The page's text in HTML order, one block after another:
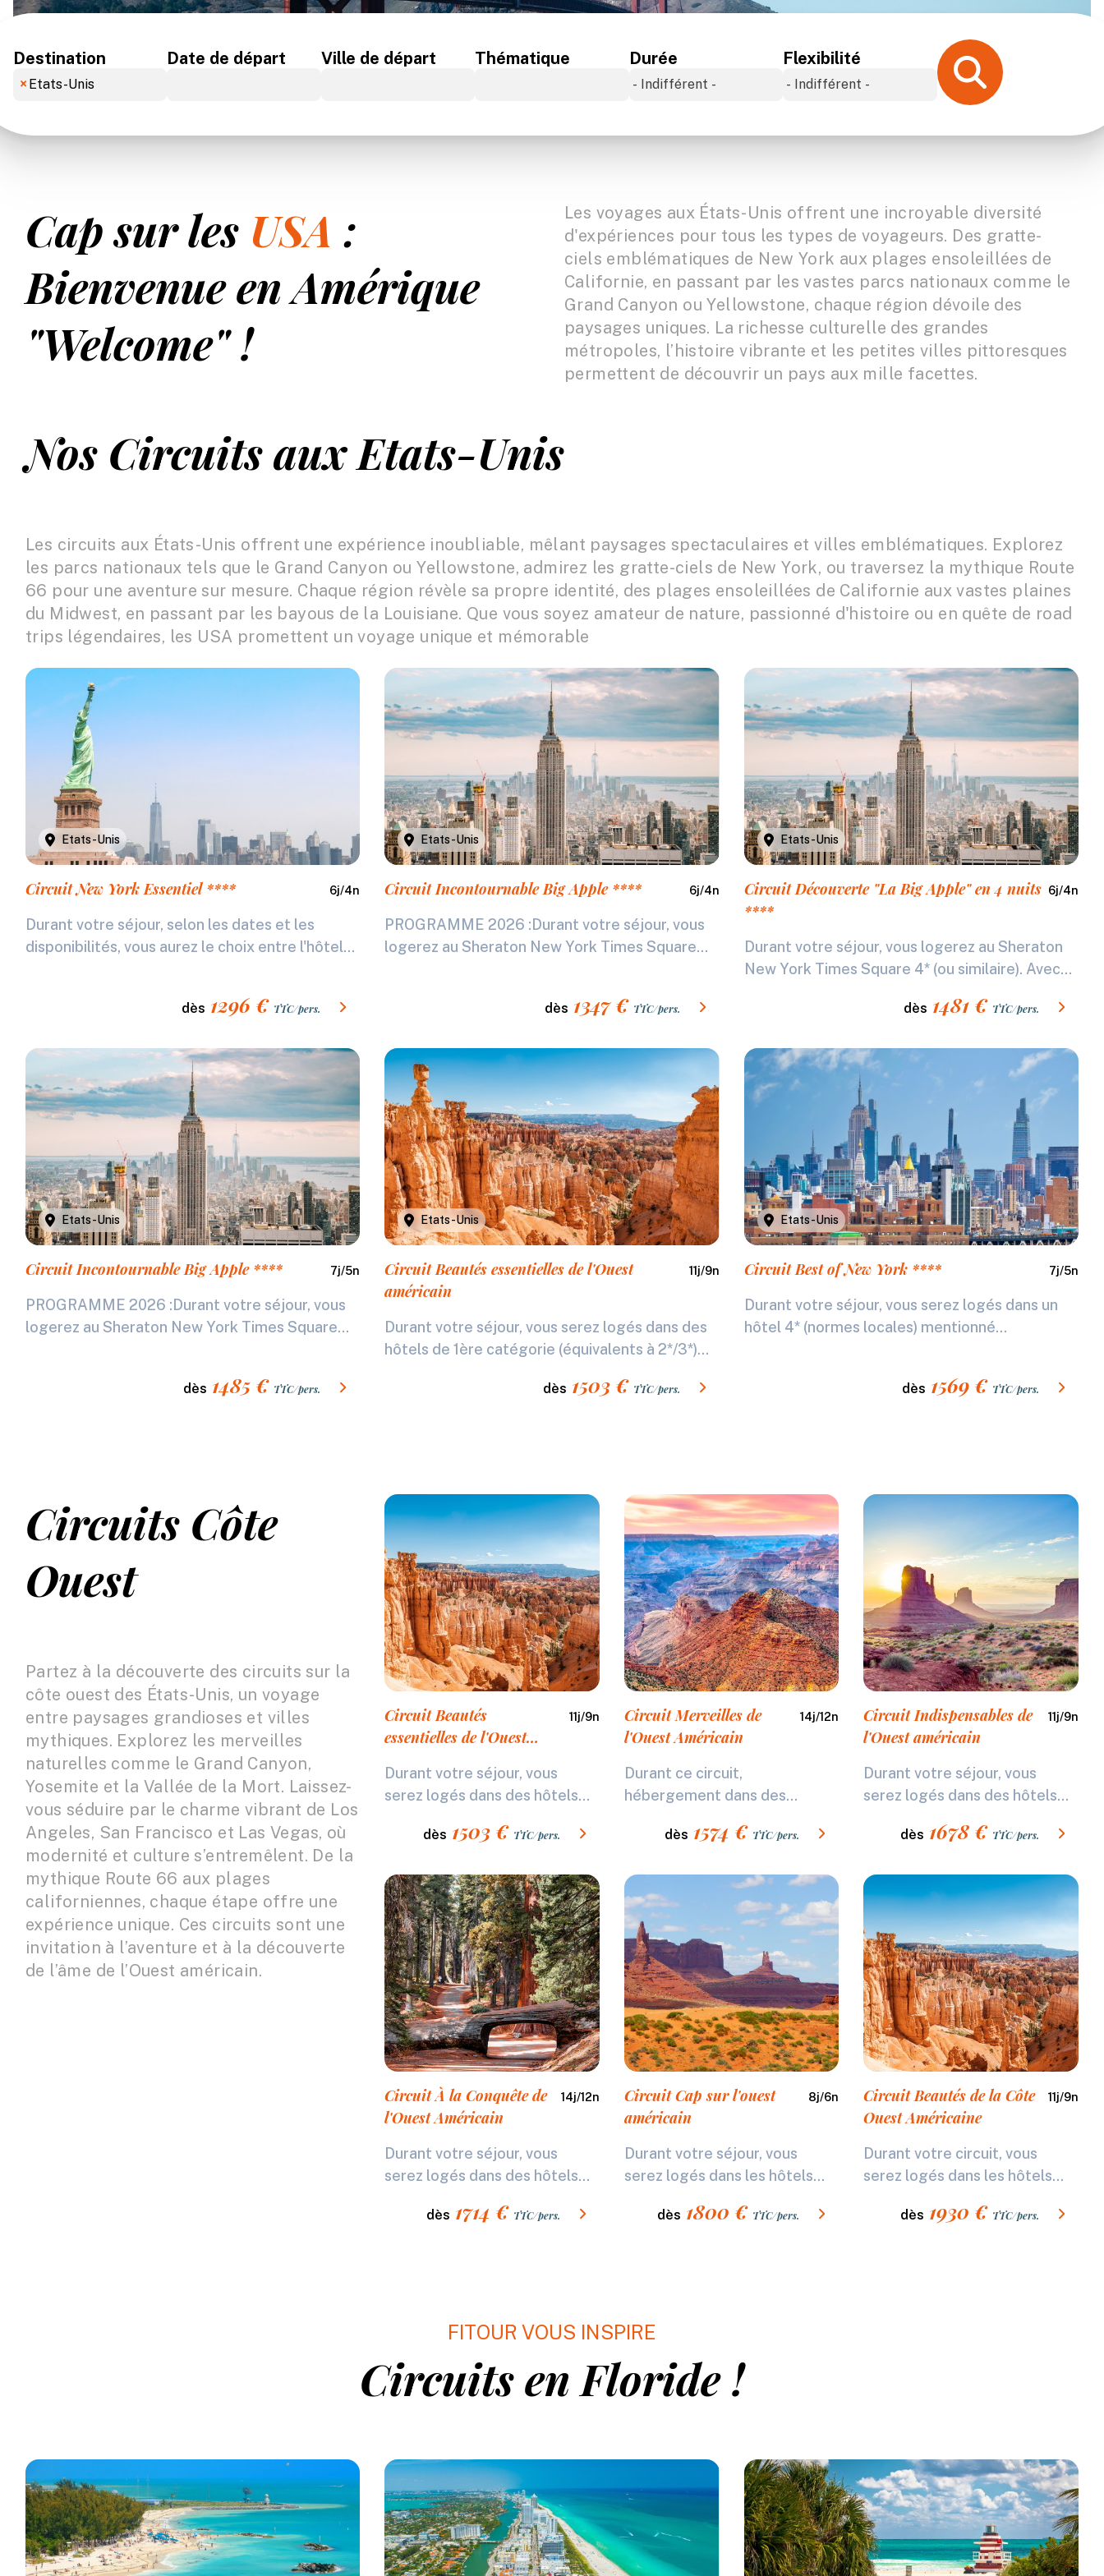
Destination
× Etats-Unis
Date de départ Ville de départ Thématique Durée Flexibilité
Cap sur les USA :
Bienvenue en Amérique
"Welcome"!
Les voyages aux États-Unis offrent une incroyable diversité
d'expériences pour tous les types de voyageurs. Des gratte-
ciels emblématiques de New York aux plages ensoleillées de
Californie, en passant par les vastes parcs nationaux comme le
Grand Canyon ou Yellowstone, chaque région dévoile des
paysages uniques. La richesse culturelle des grandes
métropoles, l’histoire vibrante et les petites villes pittoresques
permettent de découvrir un pays aux mille facettes.
Nos Circuits aux Etats-Unis
Les circuits aux États-Unis offrent une expérience inoubliable, mêlant paysages spectaculaires et villes emblématiques. Explorez
les parcs nationaux tels que le Grand Canyon ou Yellowstone, admirez les gratte-ciels de New York, ou traversez la mythique Route
66 pour une aventure sur mesure. Chaque région révèle sa propre identité, des plages ensoleillées de Californie aux vastes plaines
du Midwest, en passant par les bayous de la Louisiane. Que vous soyez amateur de nature, passionné d'histoire ou en quête de road
trips légendaires, les USA promettent un voyage unique et mémorable
Etats-Unis
Circuit New York Essentiel **** 6j/4n
Durant votre séjour, selon les dates et les
disponibilités, vous aurez le choix entre l'hôtel...
dès 1296 € TTC/pers.
Etats-Unis
Circuit Incontournable Big Apple **** 6j/4n
PROGRAMME 2026 :Durant votre séjour, vous
logerez au Sheraton New York Times Square...
dès 1347€ TTC/pers.
Etats-Unis
Circuit Découverte "La Big Apple" en 4 nuits
****
6j/4n
Durant votre séjour, vous logerez au Sheraton
New York Times Square 4* (ou similaire). Avec...
dès 1481€ TTC/pers.
Etats-Unis
Circuit Incontournable Big Apple **** 7j/5n
PROGRAMME 2026 :Durant votre séjour, vous
logerez au Sheraton New York Times Square...
dès 1485 € TTC/pers.
Etats-Unis
Circuit Beautés essentielles de l'Ouest
américain
11j/9n
Durant votre séjour, vous serez logés dans des
hôtels de 1ère catégorie (équivalents à 2*/3*)...
dès 1503€ TTC/pers.
Etats-Unis
Circuit Best of New York **** 7j/5n
Durant votre séjour, vous serez logés dans un
hôtel 4* (normes locales) mentionné...
dès 1569€ TTC/pers.
Circuits Côte
Ouest
Partez à la découverte des circuits sur la
côte ouest des États-Unis, un voyage
entre paysages grandioses et villes
mythiques. Explorez les merveilles
naturelles comme le Grand Canyon,
Yosemite et la Vallée de la Mort. Laissez-
vous séduire par le charme vibrant de Los
Angeles, San Francisco et Las Vegas, où
modernité et culture s’entremêlent. De la
mythique Route 66 aux plages
californiennes, chaque étape offre une
expérience unique. Ces circuits sont une
invitation à l’aventure et à la découverte
de l’âme de l’Ouest américain.
Circuit Beautés
essentielles de l'Ouest
11j/9n
Durant votre séjour, vous
serez logés dans des hôtels...
dès 1503€ TTC/pers.
Circuit Merveilles de
l'Ouest Américain
14j/12n
Durant ce circuit,
hébergement dans des...
dès 1574 € TTC/pers.
Circuit Indispensables de
l'Ouest américain
11j/9n
Durant votre séjour, vous
serez logés dans des hôtels...
dès 1678€ TTC/pers.
Circuit À la Conquête de
l'Ouest Américain
14j/12n
Durant votre séjour, vous
serez logés dans des hôtels...
dès 1714 € TTC/pers.
Circuit Cap sur l'ouest
américain
8j/6n
Durant votre séjour, vous
serez logés dans les hôtels...
dès 1800 € TTC/pers.
Circuit Beautés de la Côte
Ouest Américaine
11j/9n
Durant votre circuit, vous
serez logés dans les hôtels...
dès 1930 € TTC/pers.
FITOUR VOUS INSPIRE
Circuits en Floride !